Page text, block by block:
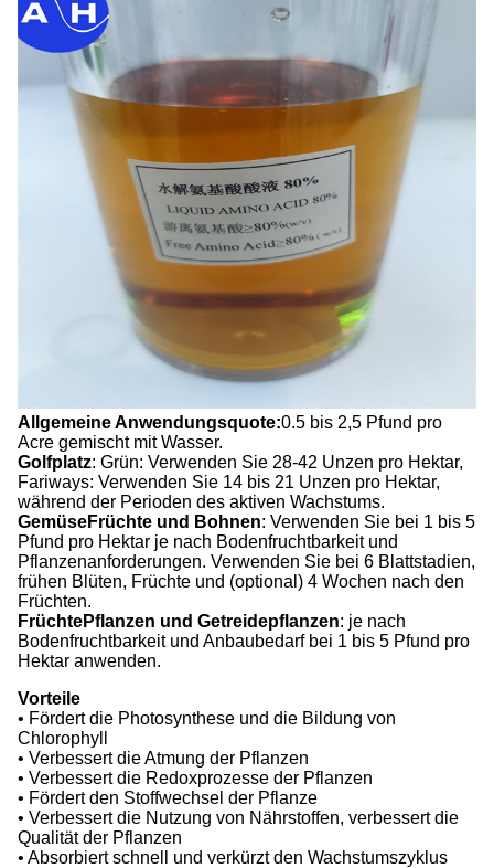
Allgemeine Anwendungsquote:0.5 bis 2,5 Pfund pro
Acre gemischt mit Wasser.
Golfplatz: Grün: Verwenden Sie 28-42 Unzen pro Hektar,
Fariways: Verwenden Sie 14 bis 21 Unzen pro Hektar,
während der Perioden des aktiven Wachstums.
GemüseFrüchte und Bohnen: Verwenden Sie bei 1 bis 5
Pfund pro Hektar je nach Bodenfruchtbarkeit und
Pflanzenanforderungen. Verwenden Sie bei 6 Blattstadien,
frühen Blüten, Früchte und (optional) 4 Wochen nach den
Früchten.
FrüchtePflanzen und Getreidepflanzen: je nach
Bodenfruchtbarkeit und Anbaubedarf bei 1 bis 5 Pfund pro
Hektar anwenden.
Vorteile
• Fördert die Photosynthese und die Bildung von
Chlorophyll
• Verbessert die Atmung der Pflanzen
• Verbessert die Redoxprozesse der Pflanzen
• Fördert den Stoffwechsel der Pflanze
• Verbessert die Nutzung von Nährstoffen, verbessert die
Qualität der Pflanzen
• Absorbiert schnell und verkürzt den Wachstumszyklus